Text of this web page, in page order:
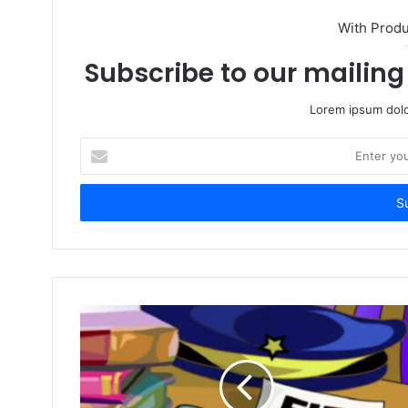
With
Subscribe to our
Lorem ipsum
t
r
u
m
a
i
l